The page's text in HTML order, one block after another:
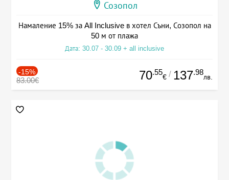
Созопол
Намаление 15% за All Inclusive в хотел Съни, Созопол на
50 м от плажа
Дата: 30.07 - 30.09 + all inclusive
-15%
83.00€ 70.55
€ / 137.98
лв.